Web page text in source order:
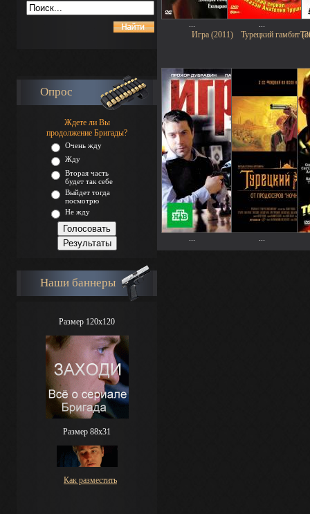
Опрос
Ждете ли Вы
продолжение Бригады?
Очень жду
Жду
Вторая часть
будет так себе
Выйдет тогда
посмотрю
Не жду
Наши баннеры
Размер 120x120
Размер 88х31
Как разместить
Игра (2011) Турецкий гамбит